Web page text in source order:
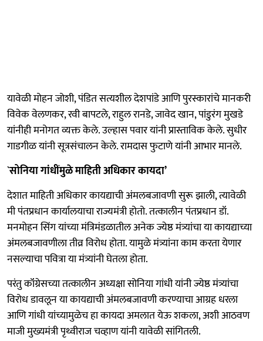
यावेळी मोहन जोशी, पंडित सत्यशील देशपांडे आणि पुरस्कारांचे मानकरी
विवेक वेलणकर, रवी बापटले, राहुल रानडे, जावेद खान, पांडुरंग मुखडे
यांनीही मनोगत व्यक्त केले. उल्हास पवार यांनी प्रास्ताविक केले. सुधीर
गाडगीळ यांनी सूत्रसंचालन केले. रामदास फुटाणे यांनी आभार मानले.
`सोनिया गांधींमुळे माहिती अधिकार कायदा’
देशात माहिती अधिकार कायद्याची अंमलबजावणी सुरू झाली, त्यावेळी
मी पंतप्रधान कार्यालयाचा राज्यमंत्री होतो. तत्कालीन पंतप्रधान डॉ.
मनमोहन सिंग यांच्या मंत्रिमंडळातील अनेक ज्येष्ठ मंत्र्यांचा या कायद्याच्या
अंमलबजावणीला तीव्र विरोध होता. यामुळे मंत्र्यांना काम करता येणार
नसल्याचा पवित्रा या मंत्र्यांनी घेतला होता.
परंतु कॉंग्रेसच्या तत्कालीन अध्यक्षा सोनिया गांधी यांनी ज्येष्ठ मंत्र्यांचा
विरोध डावलून या कायद्याची अंमलबजावणी करण्याचा आग्रह धरला
आणि गांधी यांच्यामुळेच हा कायदा अमलात येऊ शकला, अशी आठवण
माजी मुख्यमंत्री पृथ्वीराज चव्हाण यांनी यावेळी सांगितली.